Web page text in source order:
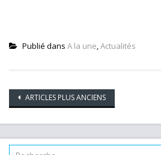
Publié dans A la une,Actualités
Navigation
des
articles
ARTICLES PLUS ANCIENS